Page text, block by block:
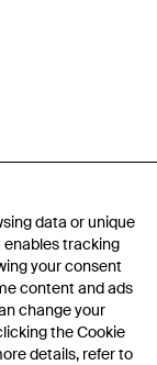
data or unique
enables tracking
your consent
content and ads
change your
the Cookie
details, refer to